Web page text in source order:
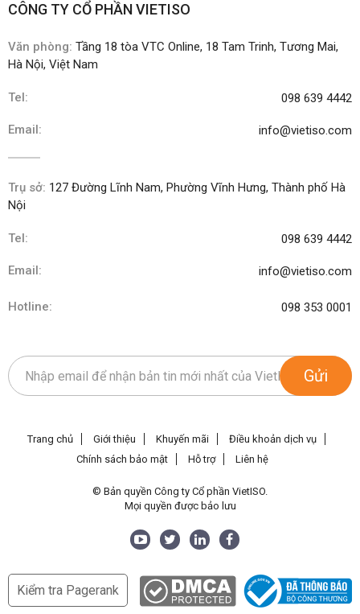
CÔNG TY CỔ PHẦN VIETISO
Văn phòng: Tầng 18 tòa VTC Online, 18 Tam Trinh, Tương Mai,
Hà Nội, Việt Nam
Tel: 098 639 4442
Email: info@vietiso.com
Trụ sở: 127 Đường Lĩnh Nam, Phường Vĩnh Hưng, Thành phố Hà
Nội
Tel: 098 639 4442
Email: info@vietiso.com
Hotline: 098 353 0001
Gửi
Trang chủ Giới thiệu Khuyến mãi
Điều khoản dịch vụ
Chính sách bảo mật
Hỗ trợ Liên hệ
© Bản quyền Công ty Cổ phần VietISO.
Mọi quyền được bảo lưu
Kiểm tra Pagerank